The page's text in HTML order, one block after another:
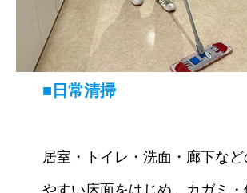
■日常清掃
居室・トイレ・洗面・廊下な
やすい床面をはじめ、カガミ・